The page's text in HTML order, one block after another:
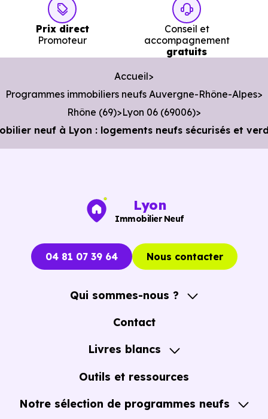
voiture ou à 448 m, soit 5 min à pied.
Bibliothèque :Bibliothèque du 6e Arrdt à 426 m, soit 1
min en voiture ou à 348 m, soit 4 min à pied
Prix direct
Promoteur
Conseil et
accompagnement
gratuits
Accueil
Programmes immobiliers neufs Auvergne-Rhône-Alpes
Rhône (69) Lyon 06 (69006)
neuf à Lyon : logements neufs sécurisés et
Lyon
Immobilier Neuf
04 81 07 39 64 Nous contacter
Qui sommes-nous ?
A propos
Contact
Livres blancs
Guide de l'Achat immobilier neuf en VEFA
Outils et ressources
Notre sélection de programmes neufs